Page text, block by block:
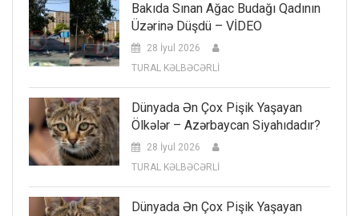
Bakıda Sınan Ağac Budağı Qadının
Üzərinə Düşdü – VİDEO
28 İyul 2026
TURAL KƏLBƏCƏRLİ
Dünyada Ən Çox Pişik Yaşayan
Ölkələr – Azərbaycan Siyahıdadır?
28 İyul 2026
TURAL KƏLBƏCƏRLİ
Dünyada Ən Çox Pişik Yaşayan